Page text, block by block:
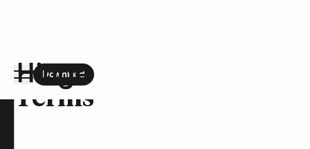
Hinge homepage
Download
the Hinge app on
Terms